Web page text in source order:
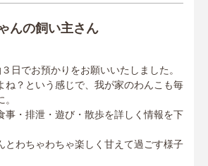
んの飼い主さん
日でお預かりをお願いいたしました。
ね？という感じで、我が家のわんこも毎
事・排泄・遊び・散歩を詳しく情報を下
とわちゃわちゃ楽しく甘えて過ごす様子